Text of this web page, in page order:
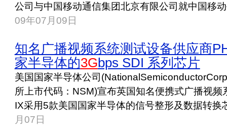
公司与中国移动通信集团北京有限公司就中国移
09年07月09日
知名广播视频系统测试设备供应商
家半导体的3Gbps SDI 系列芯片
美国国家半导体公司
所上市代码：NSM)宣布英国知名便携式广播视
IX采用5款美国国家半导体的信号整形及数据转换
月07日